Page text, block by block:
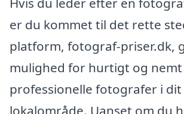
er du kommet til det rette
platform, fotograf-priser.dk,
mulighed for hurtigt og
professionelle fotografer i dit
lokalområde. Uanset om du